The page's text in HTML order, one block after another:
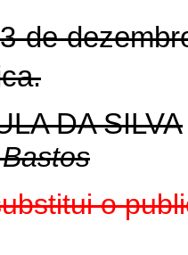
dezembro
DA SILVA
o